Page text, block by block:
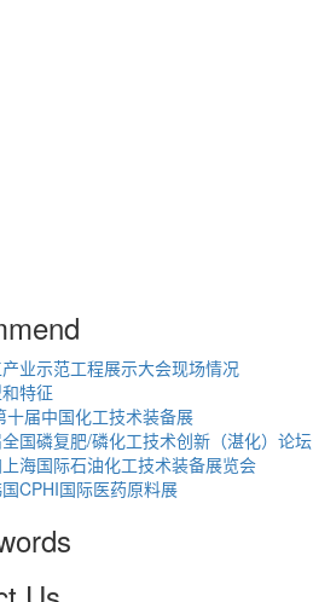
业示范工程展示大会现场情况
特征
届中国化工技术装备展
国磷复肥/磷化工技术创新（湛化）论坛
海国际石油化工技术装备展览会
CPHI国际医药原料展